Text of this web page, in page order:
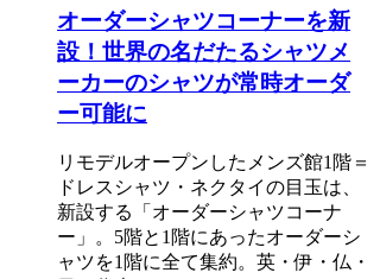
オーダーシャツコーナーを新
設！世界の名だたるシャツメ
ーカーのシャツが常時オーダ
ー可能に
リモデルオープンしたメンズ館1階＝
ドレスシャツ・ネクタイの目玉は、
新設する「オーダーシャツコーナ
ー」。5階と1階にあったオーダーシ
ャツを1階に全て集約。英・伊・仏・